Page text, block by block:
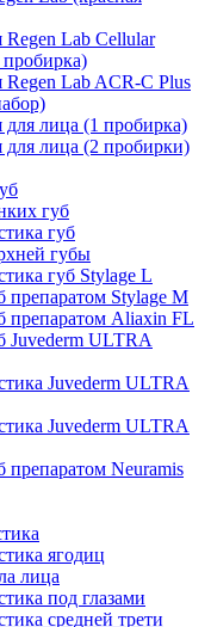
Regen Lab Cellular
пробирка)
Regen Lab ACR-C Plus
для лица (1 пробирка)
для лица (2 пробирки)
губ
губ
губы
губ Stylage L
препаратом Stylage M
препаратом Aliaxin FL
Juvederm ULTRA
Juvederm ULTRA
Juvederm ULTRA
препаратом Neuramis
ягодиц
лица
под глазами
средней трети